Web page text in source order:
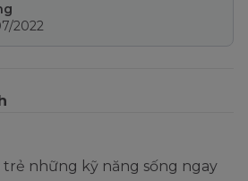
2022
trẻ những kỹ năng sống ngay